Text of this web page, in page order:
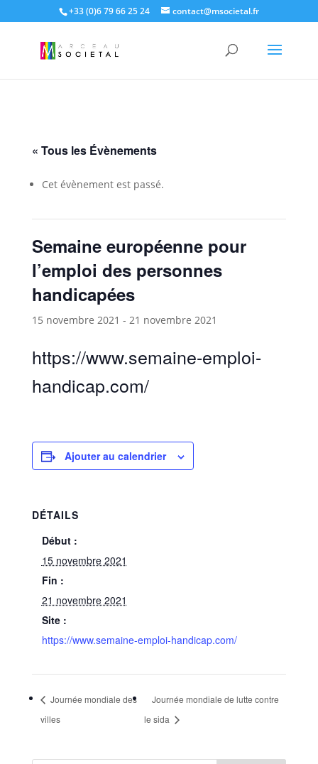
+33 (0)6 79 66 25 24 contact@msocietal.fr
« Tous les Évènements
Cet évènement est passé.
Semaine européenne pour
l’emploi des personnes
handicapées
15 novembre 2021 - 21 novembre 2021
https://www.semaine-emploi-
handicap.com/
Ajouter au calendrier
DÉTAILS
Début :
15 novembre 2021
Fin :
21 novembre 2021
Site :
https://www.semaine-emploi-handicap.com/
Journée mondiale des
villes
Journée mondiale de lutte contre
le sida